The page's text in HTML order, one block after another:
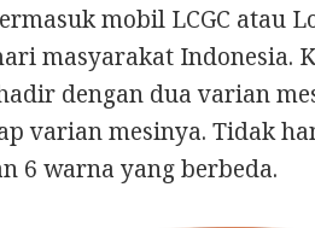
mobil LCGC atau
masyarakat Indonesia.
dengan dua varian
varian mesinya. Tidak
6 warna yang berbeda.